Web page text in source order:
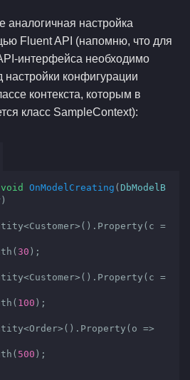
настройка
Fluent API (напомню, что для
интерфейса необходимо
настройки конфигурации
контекста, которым в
класс SampleContext):
void OnModelCreating ( DbModelB
30 );
100 );
500 );